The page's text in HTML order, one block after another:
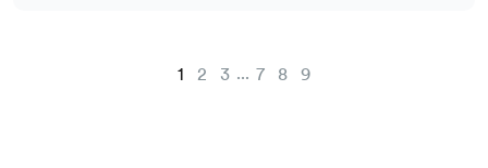
1 2 3 ... 7 8 9